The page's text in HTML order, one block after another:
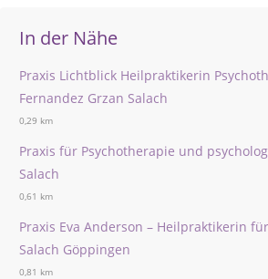
In der Nähe
Praxis Lichtblick Heilpraktikerin
Fernandez Grzan Salach
0,29 km
Praxis für Psychotherapie und
Salach
0,61 km
Praxis Eva Anderson – Heilpraktikerin
Salach Göppingen
0,81 km